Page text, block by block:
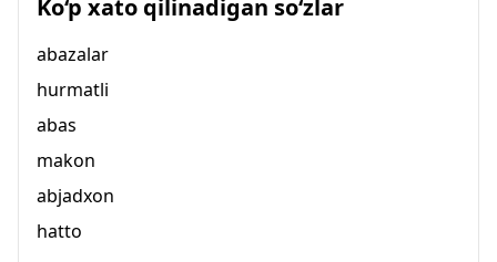
Ko‘p xato qilinadigan so‘zlar
abazalar
hurmatli
abas
makon
abjadxon
hatto